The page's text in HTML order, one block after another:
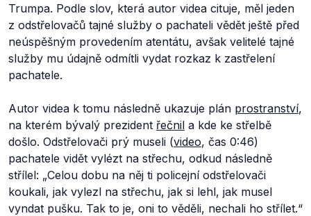
Trumpa. Podle slov, která autor videa cituje, měl jeden
z odstřelovačů tajné služby o pachateli vědět ještě před
neúspěšným provedením atentátu, avšak velitelé tajné
služby mu údajně odmítli vydat rozkaz k zastřelení
pachatele.
Autor videa k tomu následně ukazuje plán prostranství,
na kterém bývalý prezident řečnil a kde ke střelbě
došlo. Odstřelovači prý museli (video, čas 0:46)
pachatele vidět vylézt na střechu, odkud následně
střílel: „Celou dobu na něj ti policejní odstřelovači
koukali, jak vylezl na střechu, jak si lehl, jak musel
vyndat pušku. Tak to je, oni to věděli, nechali ho střílet.“